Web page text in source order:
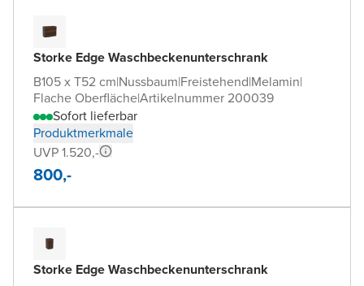
Storke Edge Waschbeckenunterschrank
B105 x T52 cm|Nussbaum|Freistehend|Melamin|
Flache Oberfläche|Artikelnummer 200039
Sofort lieferbar
Produktmerkmale
UVP 1.520,-
800,-
Storke Edge Waschbeckenunterschrank